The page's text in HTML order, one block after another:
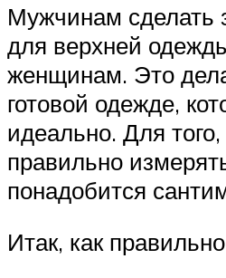
Мужчинам сделать
для верхней
женщинам. Это
готовой одежде,
идеально. Для
правильно
понадобится
Итак, как